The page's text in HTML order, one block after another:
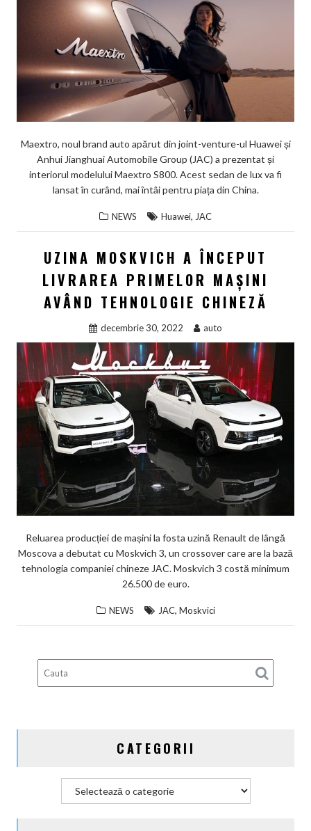
Maextro, noul brand auto apărut din joint-venture-ul Huawei și
Anhui Jianghuai Automobile Group (JAC) a prezentat și
interiorul modelului Maextro S800. Acest sedan de lux va fi
lansat în curând, mai întâi pentru piața din China.
NEWS Huawei, JAC
UZINA MOSKVICH A ÎNCEPUT
LIVRAREA PRIMELOR MAȘINI
AVÂND TEHNOLOGIE CHINEZĂ
decembrie 30, 2022 auto
Reluarea producției de mașini la fosta uzină Renault de lângă
Moscova a debutat cu Moskvich 3, un crossover care are la bază
tehnologia companiei chineze JAC. Moskvich 3 costă minimum
26.500 de euro.
NEWS JAC, Moskvici
CATEGORII